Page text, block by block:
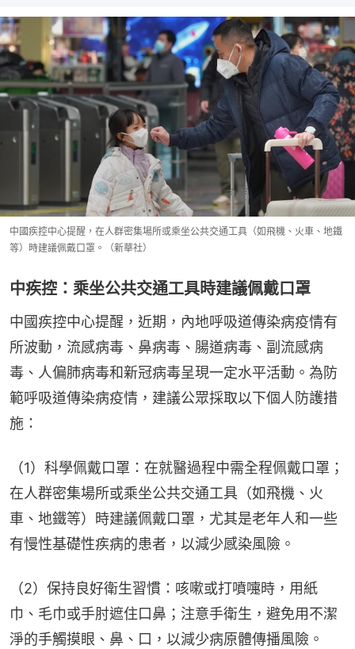
中國疾控中心提醒，在人群密集場所或乘坐公共交通工具（如飛機、火車、地鐵
等）時建議佩戴口罩。（新華社）
中疾控：乘坐公共交通工具時建議佩戴口罩
中國疾控中心提醒，近期，內地呼吸道傳染病疫情有
所波動，流感病毒、鼻病毒、腸道病毒、副流感病
毒、人偏肺病毒和新冠病毒呈現一定水平活動。為防
範呼吸道傳染病疫情，建議公眾採取以下個人防護措
施：
（1）科學佩戴口罩：在就醫過程中需全程佩戴口罩；
在人群密集場所或乘坐公共交通工具（如飛機、火
車、地鐵等）時建議佩戴口罩，尤其是老年人和一些
有慢性基礎性疾病的患者，以減少感染風險。
（2）保持良好衛生習慣：咳嗽或打噴嚏時，用紙
巾、毛巾或手肘遮住口鼻；注意手衛生，避免用不潔
淨的手觸摸眼、鼻、口，以減少病原體傳播風險。